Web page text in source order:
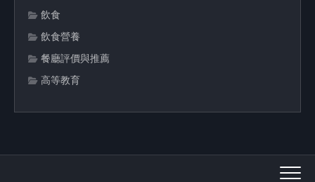
飲食
飲食營養
餐廳評價與推薦
高等教育